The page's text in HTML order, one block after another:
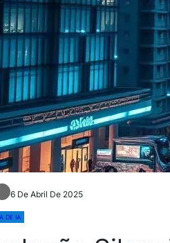
6 De Abril De 2025
DE IA